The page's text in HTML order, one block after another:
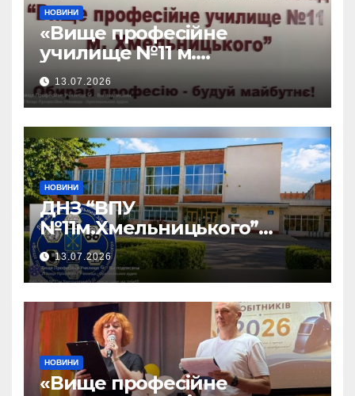
НОВИНИ
«Вище професійне
училище №11 м.
Хмельницького» запрошує
на навчання!
13.07.2026
НОВИНИ
ДНЗ “ВПУ
№11м.Хмельницького”
чекає саме на тебе!!!
13.07.2026
НОВИНИ
«Вище професійне